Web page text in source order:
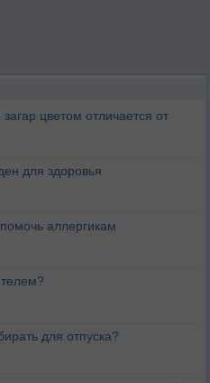
цветом отличается от
для здоровья
аллергикам
для отпуска?